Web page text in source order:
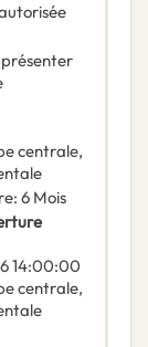
présenter
centrale,
: 6 Mois
14:00:00
centrale,